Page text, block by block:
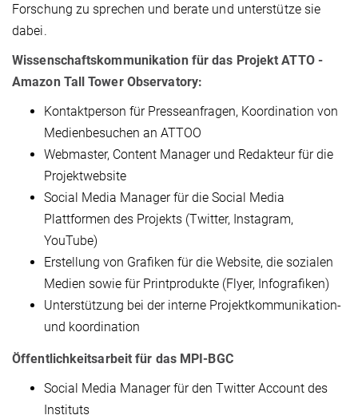
Forschung zu sprechen und berate und unterstütze sie
dabei.
Wissenschaftskommunikation für das Projekt ATTO -
Amazon Tall Tower Observatory:
Kontaktperson für Presseanfragen, Koordination von
Medienbesuchen an ATTOO
Webmaster, Content Manager und Redakteur für die
Projektwebsite
Social Media Manager für die Social Media
Plattformen des Projekts (Twitter, Instagram,
YouTube)
Erstellung von Grafiken für die Website, die sozialen
Medien sowie für Printprodukte (Flyer, Infografiken)
Unterstützung bei der interne Projektkommunikation-
und koordination
Öffentlichkeitsarbeit für das MPI-BGC
Social Media Manager für den Twitter Account des
Instituts